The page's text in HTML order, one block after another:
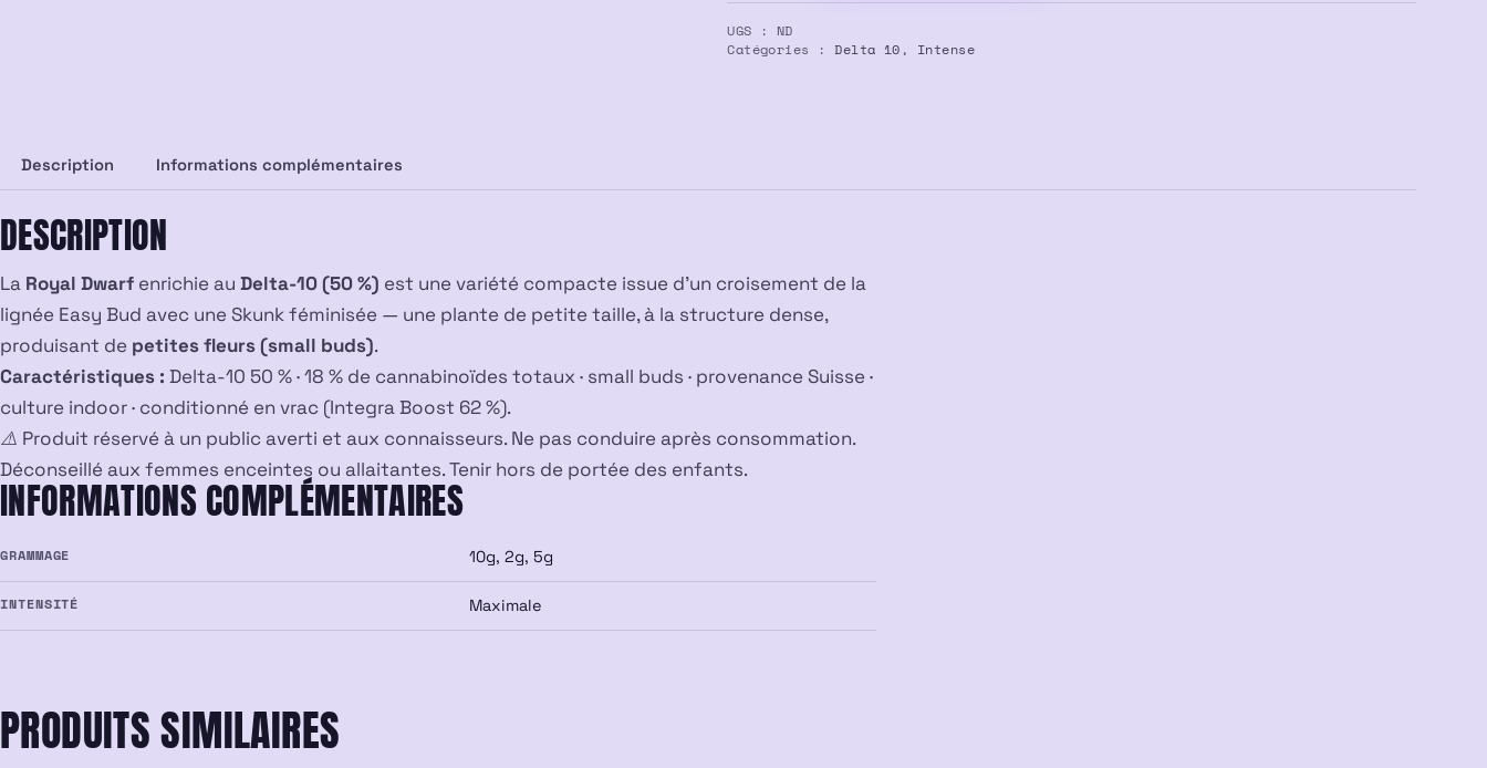
ROYAL
DARF
D10
UGS : ND
Catégories : Delta 10 , Intense
Description Informations complémentaires
DESCRIPTION
La Royal Dwarf enrichie au Delta-10 (50 %) est une variété compacte issue d’un croisement de la
lignée Easy Bud avec une Skunk féminisée — une plante de petite taille, à la structure dense,
produisant de petites fleurs (small buds).
Caractéristiques : Delta-10 50 % · 18 % de cannabinoïdes totaux · small buds · provenance Suisse ·
culture indoor · conditionné en vrac (Integra Boost 62 %).
⚠️ Produit réservé à un public averti et aux connaisseurs. Ne pas conduire après consommation.
Déconseillé aux femmes enceintes ou allaitantes. Tenir hors de portée des enfants.
INFORMATIONS COMPLÉMENTAIRES
GRAMMAGE 10g, 2g, 5g
INTENSITÉ Maximale
PRODUITS SIMILAIRES
PROMO